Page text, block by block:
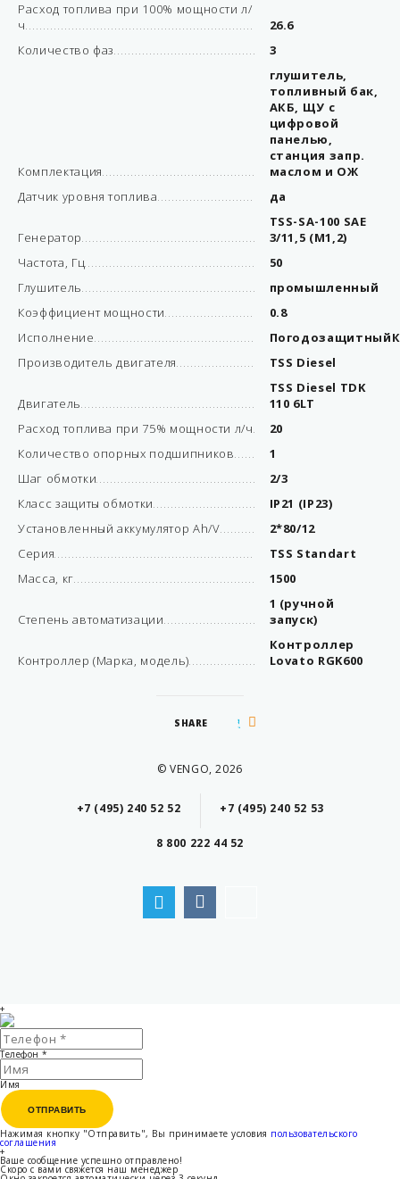
Расход топлива при 100% мощности л/
ч
26.6
Количество фаз
3
Комплектация
глушитель,
топливный бак,
АКБ, ЩУ с
цифровой
панелью,
станция запр.
маслом и ОЖ
Датчик уровня топлива
да
Генератор
TSS-SA-100 SAE
3/11,5 (М1,2)
Частота, Гц
50
Глушитель
промышленный
Коэффициент мощности
0.8
Исполнение
Производитель двигателя
TSS Diesel
Двигатель
TSS Diesel TDK
110 6LT
Расход топлива при 75% мощности л/ч
20
Количество опорных подшипников
1
Шаг обмотки
2/3
Класс защиты обмотки
IP21 (IP23)
Установленный аккумулятор Ah/V
2*80/12
Серия
TSS Standart
Масса, кг
1500
Степень автоматизации
1 (ручной
запуск)
Контроллер (Марка, модель)
Контроллер
Lovato RGK600
SHARE
© VENGO, 2026
+7 (495) 240 52 52 +7 (495) 240 52 53
8 800 222 44 52
+
Телефон *
Имя
ОТПРАВИТЬ
ОТПРАВИТЬ
Нажимая кнопку "Отправить", Вы принимаете условия пользовательского
соглашения
+
Ваше сообщение успешно отправлено!
Скоро с вами свяжется наш менеджер